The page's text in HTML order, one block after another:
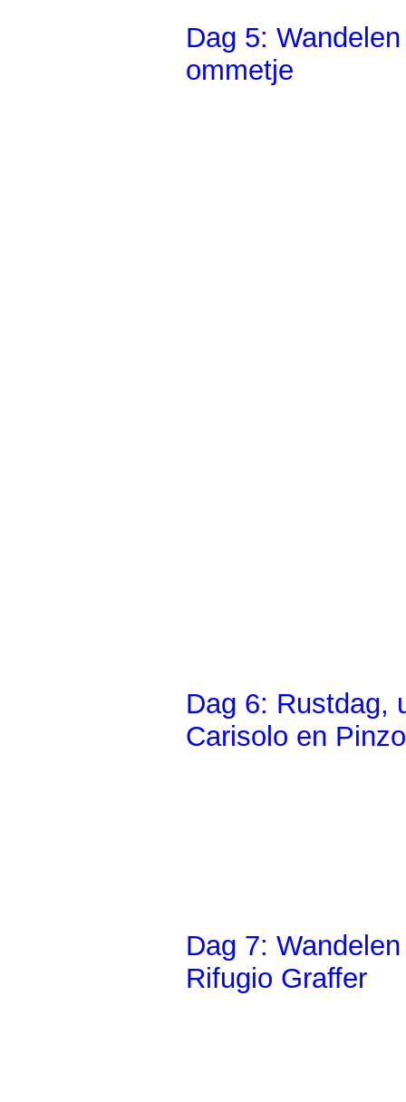
Dag 5:
ommetje
Dag 6: Rustdag,
Carisolo en
Dag 7:
Rifugio Graffer